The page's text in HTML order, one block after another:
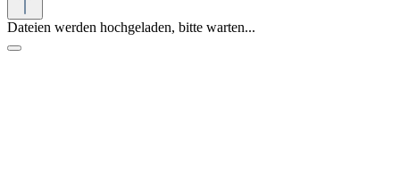
Dateien werden hochgeladen, bitte warten...